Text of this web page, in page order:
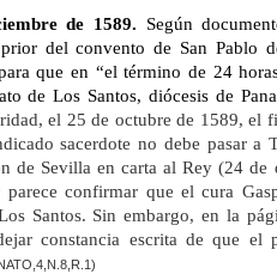
de 1589. Según
del convento de San Pablo
que en “el término de 24
de Los Santos, diócesis de
el 25 de octubre de 1589, el
sacerdote no debe pasar
de Sevilla en carta al Rey (24
parece confirmar que el cura
Santos. Sin embargo, en la
constancia escrita de que